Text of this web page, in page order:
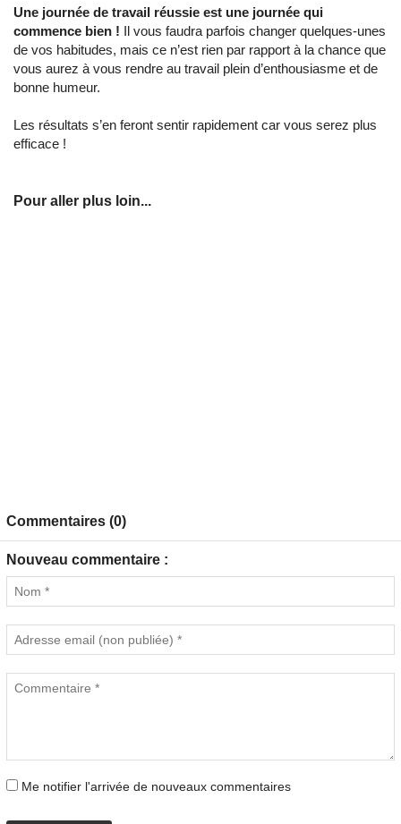
Une journée de travail réussie est une journée qui
commence bien ! Il vous faudra parfois changer quelques-unes
de vos habitudes, mais ce n’est rien par rapport à la chance que
vous aurez à vous rendre au travail plein d’enthousiasme et de
bonne humeur.
Les résultats s’en feront sentir rapidement car vous serez plus
efficace !
Pour aller plus loin...
Commentaires (0)
Nouveau commentaire :
Me notifier l'arrivée de nouveaux commentaires